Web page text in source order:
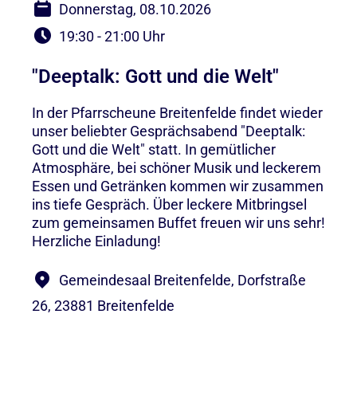
Donnerstag, 08.10.2026
19:30 - 21:00 Uhr
"Deeptalk: Gott und die Welt"
In der Pfarrscheune Breitenfelde findet wieder
unser beliebter Gesprächsabend "Deeptalk:
Gott und die Welt" statt. In gemütlicher
Atmosphäre, bei schöner Musik und leckerem
Essen und Getränken kommen wir zusammen
ins tiefe Gespräch. Über leckere Mitbringsel
zum gemeinsamen Buffet freuen wir uns sehr!
Herzliche Einladung!
Gemeindesaal Breitenfelde, Dorfstraße
26, 23881 Breitenfelde